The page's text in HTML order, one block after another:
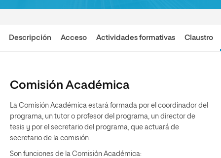
Descripción Acceso Actividades formativas Claustro
Comisión Académica
La Comisión Académica estará formada por el coordinador del
programa, un tutor o profesor del programa, un director de
tesis y por el secretario del programa, que actuará de
secretario de la comisión.
Son funciones de la Comisión Académica: